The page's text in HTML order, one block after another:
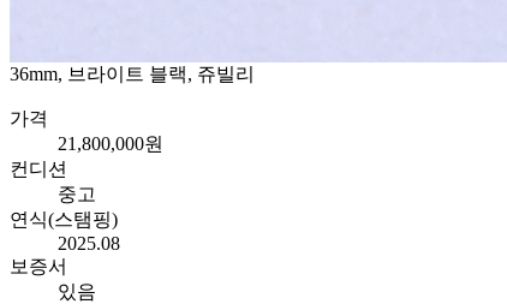
36mm, 브라이트 블랙, 쥬빌리
가격
21,800,000원
컨디션
중고
연식(스탬핑)
2025.08
보증서
있음